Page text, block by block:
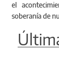
el
soberanía de